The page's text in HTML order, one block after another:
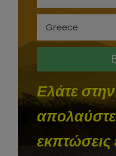
Ελάτε
εκπτώσεις